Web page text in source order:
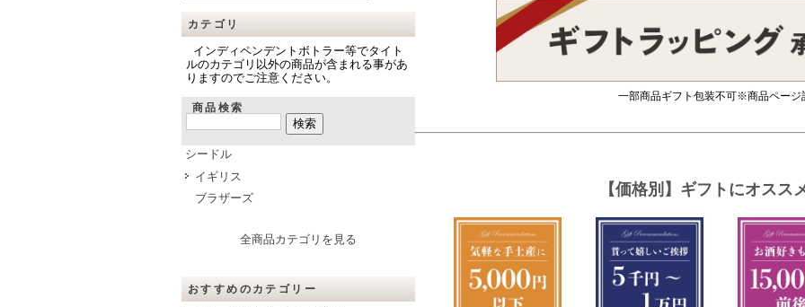
カテゴリ
インディペンデントボトラー等でタイト
ルのカテゴリ以外の商品が含まれる事があ
りますのでご注意ください。
商品検索
シードル
イギリス
ブラザーズ
全商品カテゴリを見る
おすすめのカテゴリー
一部商品ギフト包装不可※商品ページ